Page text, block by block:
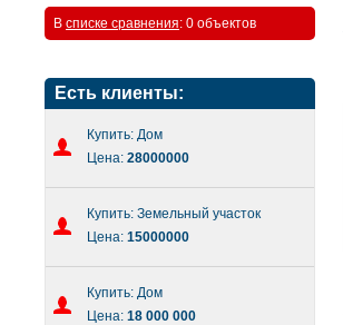
В списке сравнения: 0 объектов
Есть клиенты:
Купить: Дом
Цена: 28000000
Купить: Земельный участок
Цена: 15000000
Купить: Дом
Цена: 18 000 000